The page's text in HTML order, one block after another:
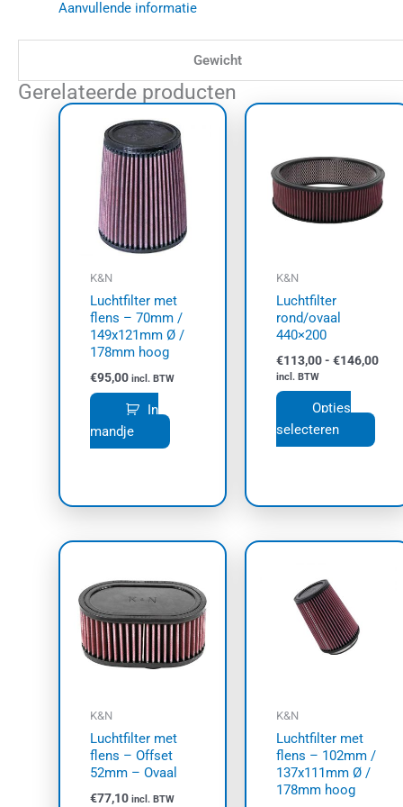
Aanvullende informatie
Gewicht
Gerelateerde producten
K&N
Luchtfilter met
flens – 70mm /
149x121mm Ø /
178mm hoog
€95,00 incl. BTW
In
mandje
K&N
Luchtfilter
rond/ovaal
440×200
€113,00 - €146,00
incl. BTW
Opties
selecteren
de
K&N
Luchtfilter met
flens – Offset
52mm – Ovaal
€77,10 incl. BTW
K&N
Luchtfilter met
flens – 102mm /
137x111mm Ø /
178mm hoog